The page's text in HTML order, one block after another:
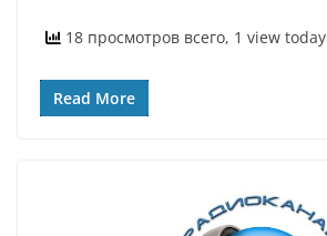
18 просмотров всего, 1 view today
Read More